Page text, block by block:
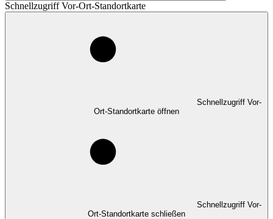
Schnellzugriff Vor-Ort-Standortkarte
Schnellzugriff Vor-
Ort-Standortkarte öffnen
Schnellzugriff Vor-
Ort-Standortkarte schließen